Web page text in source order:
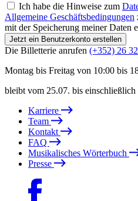
Ich habe die Hinweise zum
Allgemeine Geschäftsbedingungen
mit der Speicherung meiner Daten
Jetzt ein Benutzerkonto erstellen
Die Billetterie anrufen (+352) 26
Montag bis Freitag von 10:00 bis
bleibt vom 25.07. bis einschließlich
Karriere
Team
Kontakt
FAQ
Musikalisches Wörterbuch
Presse